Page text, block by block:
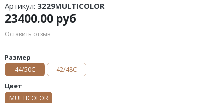
Артикул: 3229MULTICOLOR
23400.00 руб
Оставить отзыв
Размер
44/50С 42/48С
Цвет
MULTICOLOR